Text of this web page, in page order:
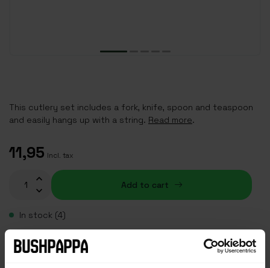
This cutlery set includes a fork, knife, spoon and teaspoon
and easily hangs up with a string. Read more.
11,95 Incl. tax
Add to cart
In stock (4)